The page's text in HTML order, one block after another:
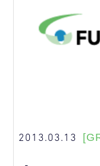
2013.03.13